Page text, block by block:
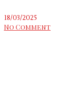
18/03/2025
No Comment